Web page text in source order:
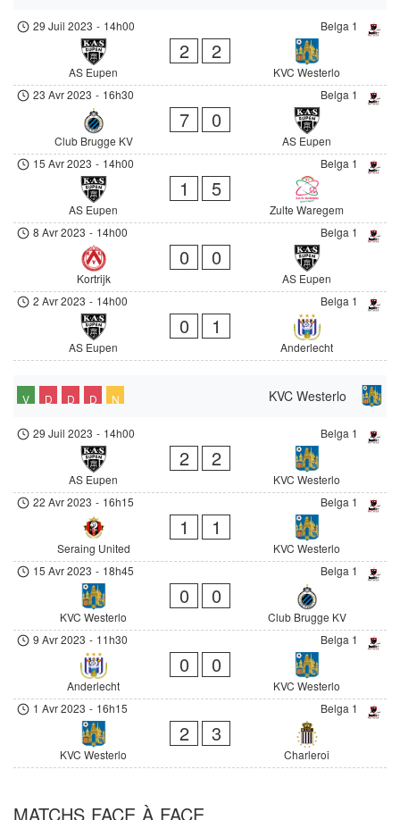
Belga 1
29 Juil 2023 - 14h00
AS Eupen
2 2
KVC Westerlo
Belga 1
23 Avr 2023 - 16h30
Club Brugge KV
7 0
AS Eupen
Belga 1
15 Avr 2023 - 14h00
AS Eupen
1 5
Zulte Waregem
Belga 1
8 Avr 2023 - 14h00
Kortrijk
0 0
AS Eupen
Belga 1
2 Avr 2023 - 14h00
AS Eupen
0 1
Anderlecht
KVC Westerlo
V D D D N
Belga 1
29 Juil 2023 - 14h00
AS Eupen
2 2
KVC Westerlo
Belga 1
22 Avr 2023 - 16h15
Seraing United
1 1
KVC Westerlo
Belga 1
15 Avr 2023 - 18h45
KVC Westerlo
0 0
Club Brugge KV
Belga 1
9 Avr 2023 - 11h30
Anderlecht
0 0
KVC Westerlo
Belga 1
1 Avr 2023 - 16h15
KVC Westerlo
2 3
Charleroi
MATCHS FACE À FACE